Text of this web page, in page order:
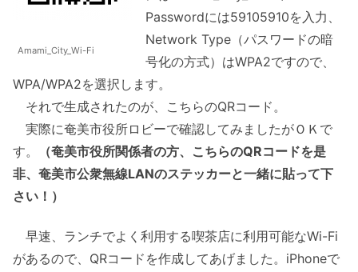
Amami_City_Wi-Fi
Passwordには59105910を入力、
Network Type（パスワードの暗
号化の方式）はWPA2ですので、
WPA/WPA2を選択します。
それで生成されたのが、こちらのQRコード。
実際に奄美市役所ロビーで確認してみましたがＯＫで
す。
（奄美市役所関係者の方、こちらのQRコードを是
非、奄美市公衆無線LANのステッカーと一緒に貼って下
さい！）
早速、ランチでよく利用する喫茶店に利用可能なWi-Fi
があるので、QRコードを作成してあげました。iPhoneで